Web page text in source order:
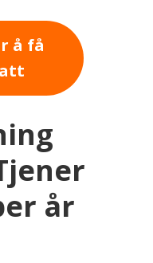
å få
år